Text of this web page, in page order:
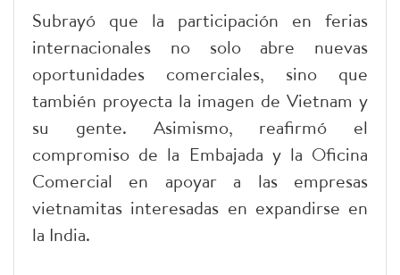
Subrayó que la participación en ferias
internacionales no solo abre nuevas
oportunidades comerciales, sino que
también proyecta la imagen de Vietnam y
su gente. Asimismo, reafirmó el
compromiso de la Embajada y la Oficina
Comercial en apoyar a las empresas
vietnamitas interesadas en expandirse en
la India.